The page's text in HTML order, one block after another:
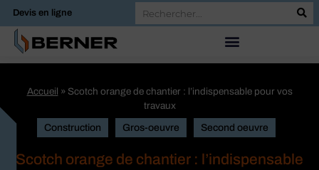
Devis en ligne
Accueil » Scotch orange de chantier : l’indispensable pour vos
travaux
Construction Gros-oeuvre Second oeuvre
Scotch orange de chantier : l’indispensable